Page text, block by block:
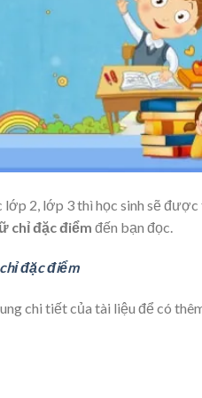
2, lớp 3 thì học sinh sẽ
chỉ đặc điểm đến bạn đọc.
đặc điểm
chi tiết của tài liệu để có